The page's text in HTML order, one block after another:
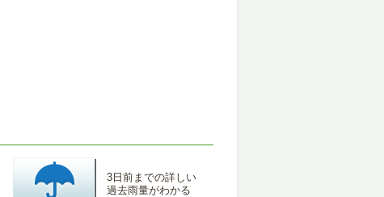
3日前までの詳しい
過去雨量がわかる